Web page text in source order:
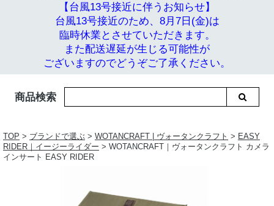
【台風13号接近に伴うお知らせ】
台風13号接近のため、8月7日(金)は
臨時休業とさせていただきます。
また配送遅延が生じる可能性が
ございますのでどうぞご了承ください。
商品検索
TOP > ブランドで選ぶ > WOTANCRAFT | ヴォータンクラフト > EASY
RIDER｜イージーライダー > WOTANCRAFT｜ヴォータンクラフト カメラ
インサート EASY RIDER